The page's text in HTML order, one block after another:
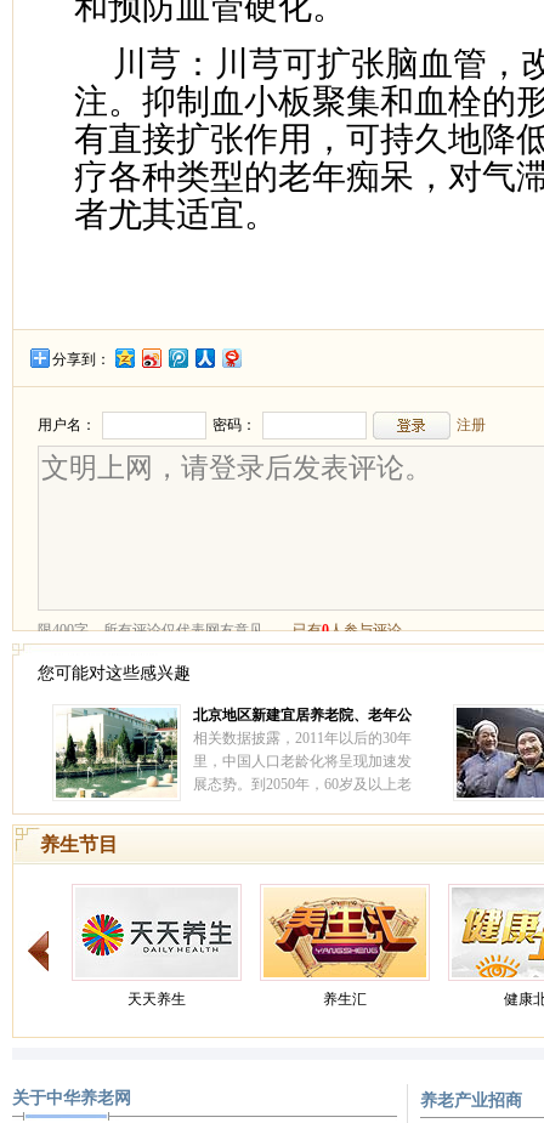
川芎：川芎可扩张脑血管，
注。抑制血小板聚集和血栓的
有直接扩张作用，可持久地降
疗各种类型的老年痴呆，对气
者尤其适宜。
分享到：
您可能对这些感兴趣
北京地区新建宜居养老院、老年公
寓 ——北京汇晨老年公寓北苑分院
相关数据披露，2011年以后的30年
里，中国人口老龄化将呈现加速发
展态势。到2050年，60岁及以上老
入深度老龄化阶段。[详情]
养生节目
天天养生 养生汇 健康
关于中华养老网 养老产业招商